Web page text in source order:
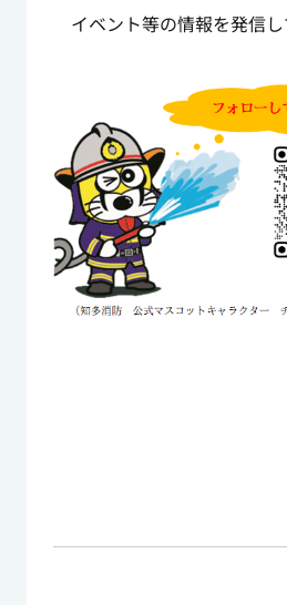
イベント等の情報を発信し